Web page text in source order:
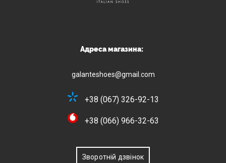
Адреса магазина:
galanteshoes@gmail.com
+38 (067) 326-92-13
+38 (066) 966-32-63
Зворотній дзвінок